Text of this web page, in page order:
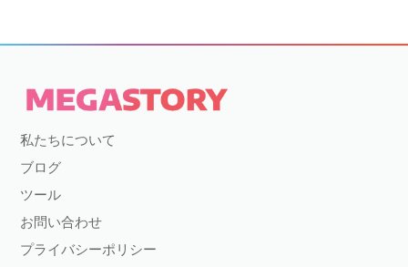
私たちについて
ブログ
ツール
お問い合わせ
プライバシーポリシー